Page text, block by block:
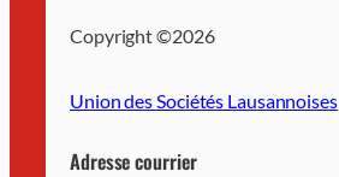
Copyright ©2026
Union des Sociétés Lausannoises
Adresse courrier